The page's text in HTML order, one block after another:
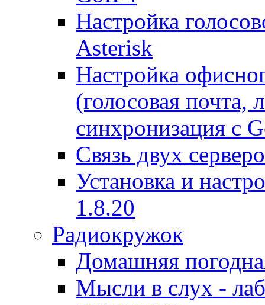
Настройка
Asterisk
Настройка
(голосовая почта,
синхронизация с
Связь двух
Установка и
1.8.20
Радиокружок
Домашняя
Мысли в слух -